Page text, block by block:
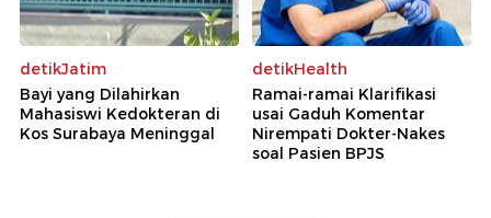
detikJatim
Bayi yang Dilahirkan
Mahasiswi Kedokteran di
Kos Surabaya Meninggal
detikHealth
Ramai-ramai Klarifikasi
usai Gaduh Komentar
Nirempati Dokter-Nakes
soal Pasien BPJS